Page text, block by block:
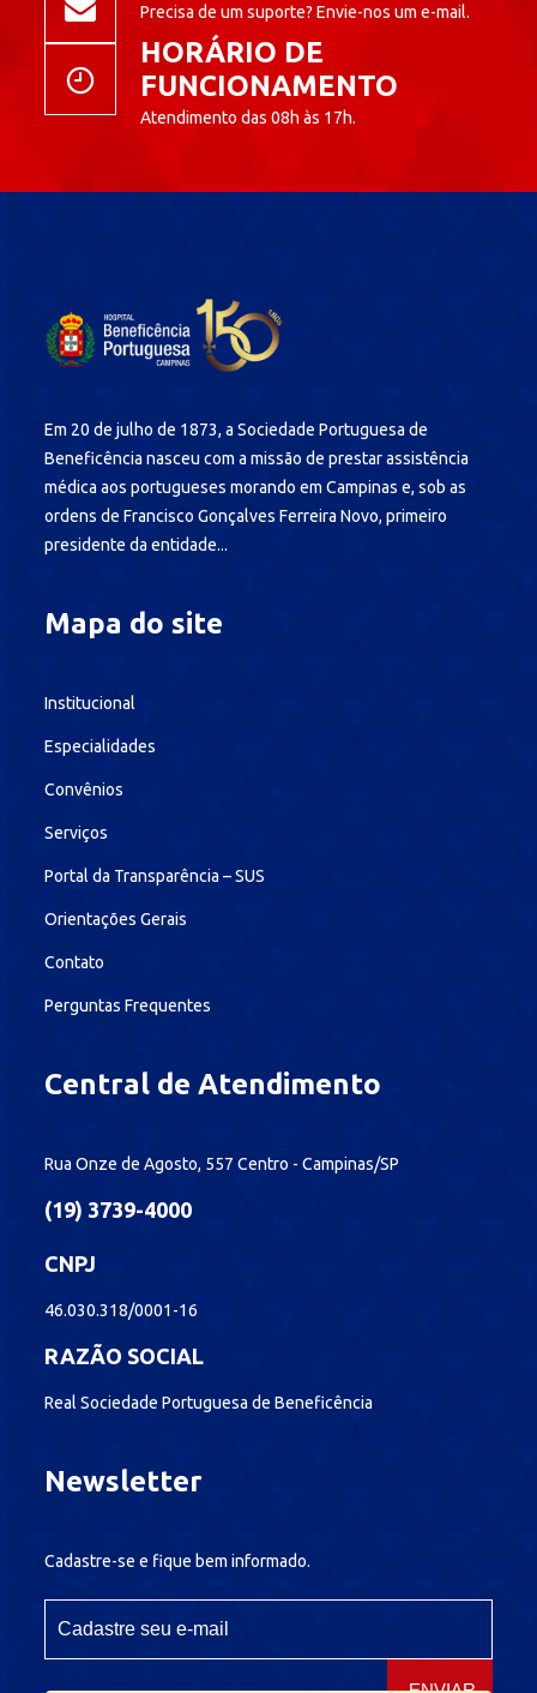
Precisa de um suporte? Envie-nos um e-mail.
HORÁRIO DE
FUNCIONAMENTO
Atendimento das 08h às 17h.
Em 20 de julho de 1873, a Sociedade Portuguesa de
Beneficência nasceu com a missão de prestar assistência
médica aos portugueses morando em Campinas e, sob as
ordens de Francisco Gonçalves Ferreira Novo, primeiro
presidente da entidade...
Mapa do site
Institucional
Especialidades
Convênios
Serviços
Portal da Transparência – SUS
Orientações Gerais
Contato
Perguntas Frequentes
Central de Atendimento
Rua Onze de Agosto, 557 Centro - Campinas/SP
(19) 3739-4000
CNPJ
46.030.318/0001-16
RAZÃO SOCIAL
Real Sociedade Portuguesa de Beneficência
Newsletter
Cadastre-se e fique bem informado.